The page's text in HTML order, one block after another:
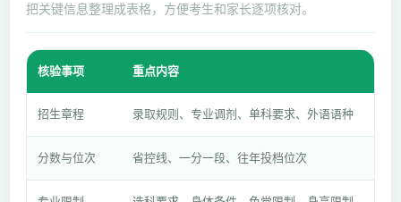
把关键信息整理成表格，方便考生和家长逐项核对。
核验事项 重点内容
招生章程 录取规则、专业调剂、单科要求、外语语种
分数与位次 省控线、一分一段、往年投档位次